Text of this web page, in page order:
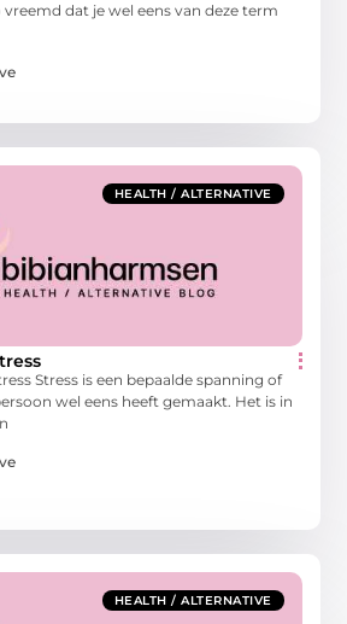
dat je wel eens van deze term
HEALTH / ALTERNATIVE
Stress is een bepaalde spanning of
wel eens heeft gemaakt. Het is in
HEALTH / ALTERNATIVE